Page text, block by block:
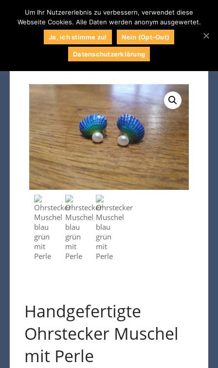
034295 / 71609
Kontakt
Impressum
Wunschliste
Kasse
Bodenbelag
Pflanzen / Bäume
Naturstein
Centrum LPM
Naturstein Shop
0
Handgefertigte Ohrstecker Muschel mit Perle
Shop
Handgefertigte
Ohrstecker Muschel
mit Perle
Um Ihr Nutzererlebnis zu verbessern, verwendet diese
Webseite Cookies. Alle Daten werden anonym ausgewertet.
Ja, ich stimme zu!
Nein (Opt-Out)
Datenschutzerklärung